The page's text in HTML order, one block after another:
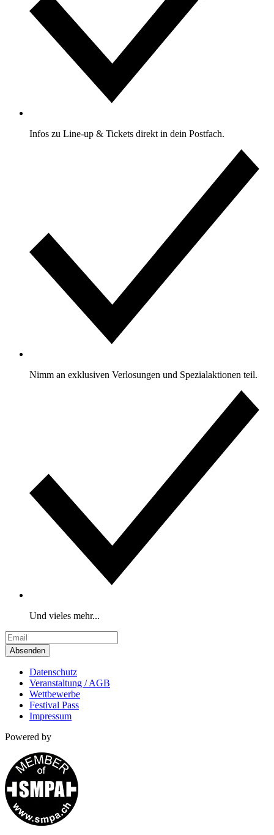
Infos zu Line-up & Tickets direkt in dein Postfach.
Nimm an exklusiven Verlosungen und Spezialaktionen teil.
Und vieles mehr...
Absenden
Datenschutz
Veranstaltung / AGB
Wettbewerbe
Festival Pass
Impressum
Powered by